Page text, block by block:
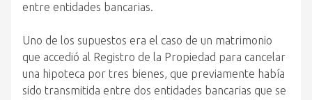
entre entidades bancarias.
Uno de los supuestos era el caso de un matrimonio
que accedió al Registro de la Propiedad para cancelar
una hipoteca por tres bienes, que previamente había
sido transmitida entre dos entidades bancarias que se